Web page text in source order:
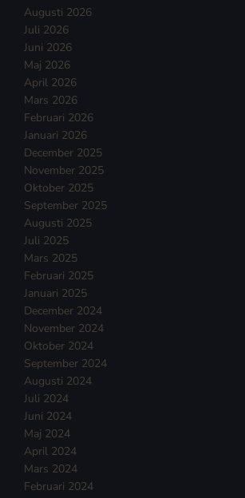
Augusti 2026
Juli 2026
Juni 2026
Maj 2026
April 2026
Mars 2026
Februari 2026
Januari 2026
December 2025
November 2025
Oktober 2025
September 2025
Augusti 2025
Juli 2025
Mars 2025
Februari 2025
Januari 2025
December 2024
November 2024
Oktober 2024
September 2024
Augusti 2024
Juli 2024
Juni 2024
Maj 2024
April 2024
Mars 2024
Februari 2024